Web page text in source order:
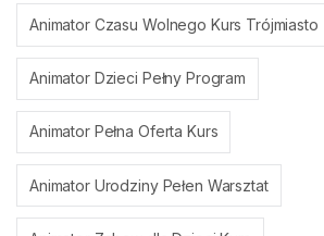
Animator Czasu Wolnego Kurs Trójmiasto
Animator Dzieci Pełny Program
Animator Pełna Oferta Kurs
Animator Urodziny Pełen Warsztat